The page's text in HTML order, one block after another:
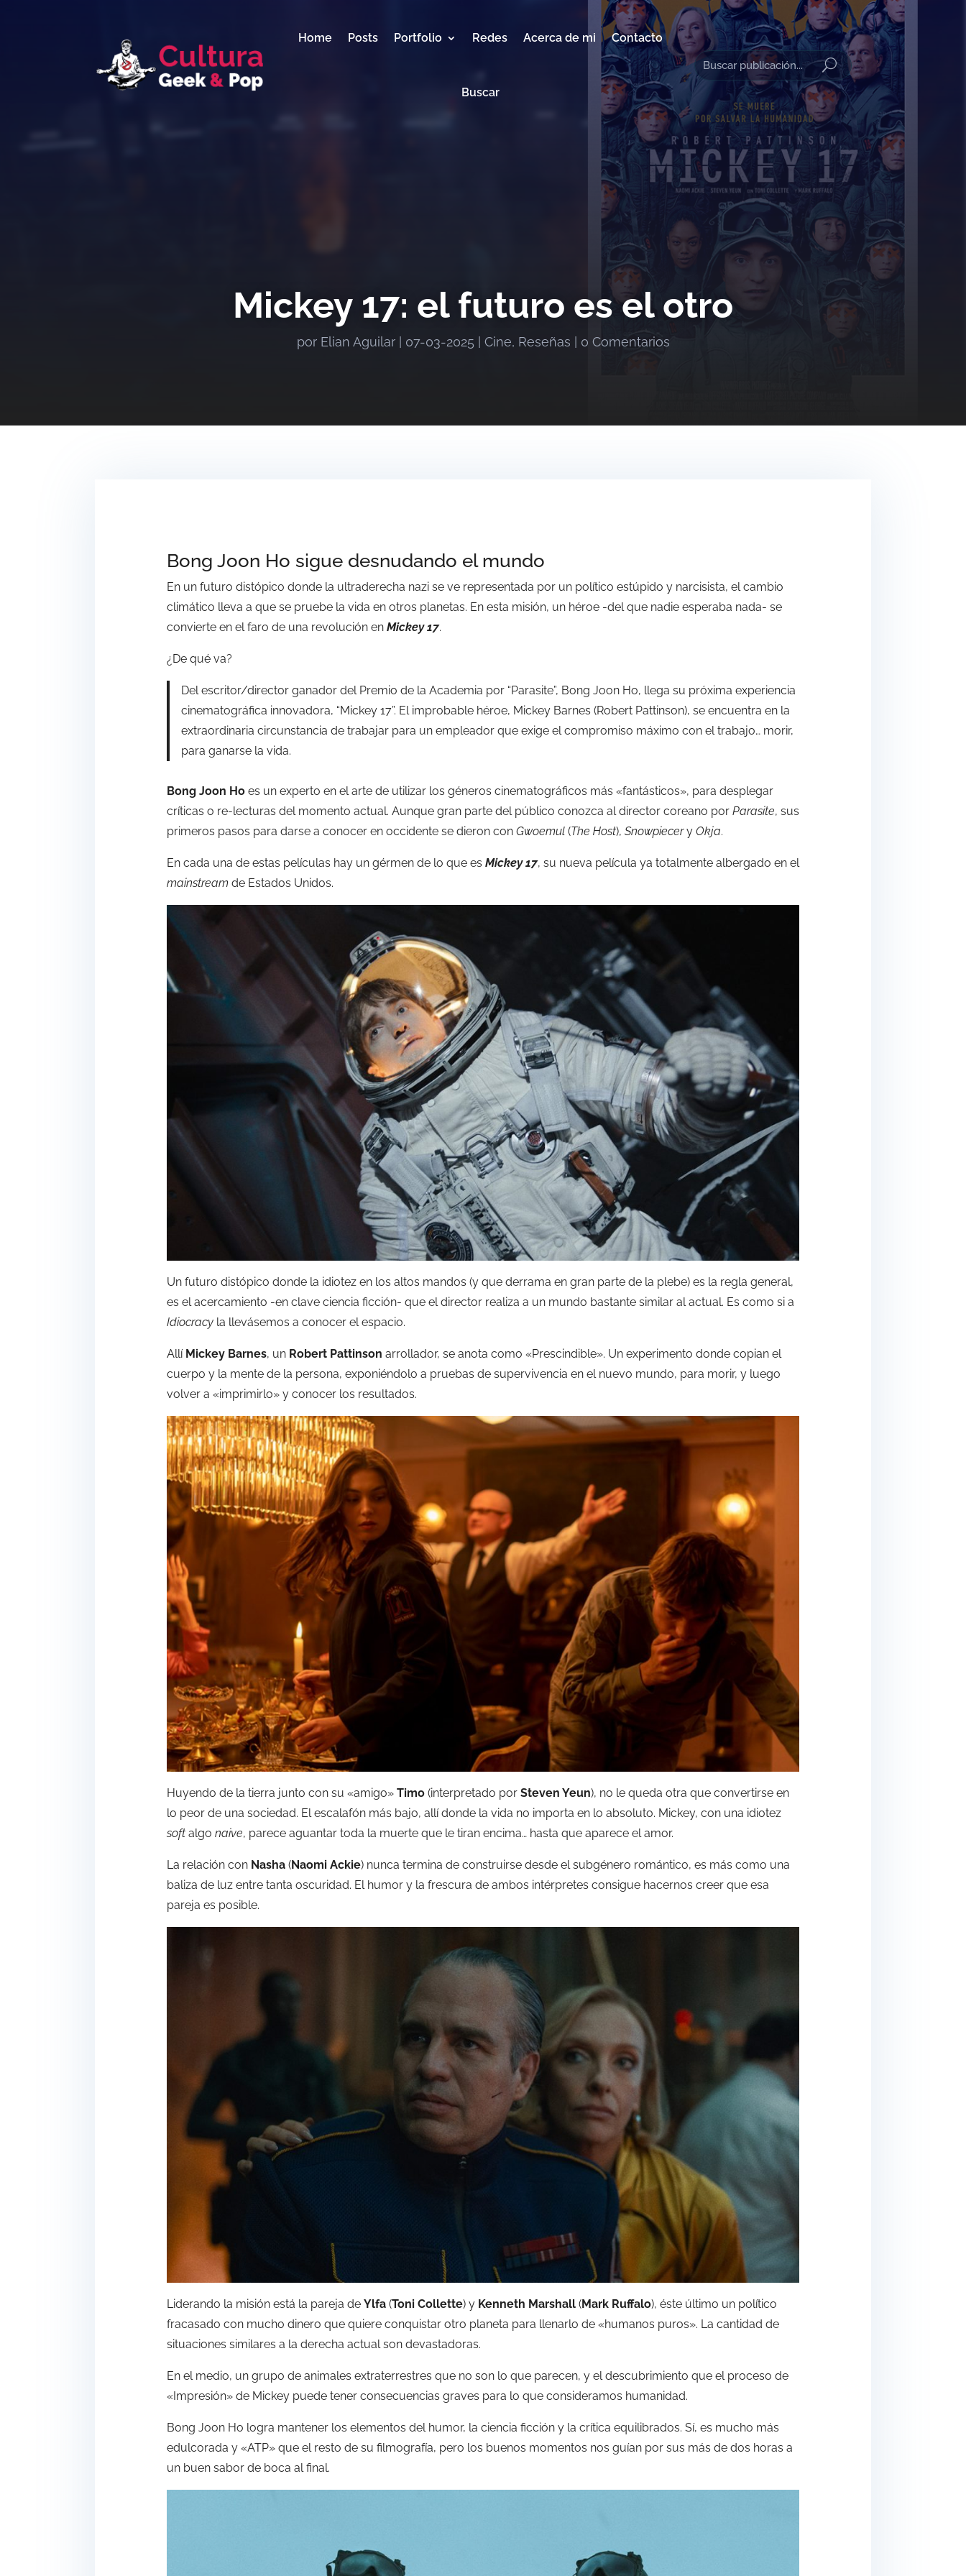
Home Posts Portfolio Redes Acerca de mi Contacto
Buscar
Mickey 17: el futuro es el otro
por Elian Aguilar| 07-03-2025 Cine, Reseñas 0 Comentarios
Bong Joon Ho sigue desnudando el mundo
En un futuro distópico donde la ultraderecha nazi se ve representada por un político estúpido y narcisista, el cambio
climático lleva a que se pruebe la vida en otros planetas. En esta misión, un héroe -del que nadie esperaba nada- se
convierte en el faro de una revolución en Mickey 17.
¿De qué va?
Del escritor/director ganador del Premio de la Academia por “Parasite”, Bong Joon Ho, llega su próxima experiencia
cinematográfica innovadora, “Mickey 17”. El improbable héroe, Mickey Barnes (Robert Pattinson), se encuentra en la
extraordinaria circunstancia de trabajar para un empleador que exige el compromiso máximo con el trabajo… morir,
para ganarse la vida.
Bong Joon Ho es un experto en el arte de utilizar los géneros cinematográficos más «fantásticos», para desplegar
críticas o re-lecturas del momento actual. Aunque gran parte del público conozca al director coreano por Parasite, sus
primeros pasos para darse a conocer en occidente se dieron con Gwoemul (The Host), Snowpiecery Okja.
En cada una de estas películas hay un gérmen de lo que es Mickey 17, su nueva película ya totalmente albergado en el
mainstream de Estados Unidos.
Un futuro distópico donde la idiotez en los altos mandos (y que derrama en gran parte de la plebe) es la regla general,
es el acercamiento -en clave ciencia ficción- que el director realiza a un mundo bastante similar al actual. Es como si a
Idiocracy la llevásemos a conocer el espacio.
Allí Mickey Barnes, un Robert Pattinson arrollador, se anota como «Prescindible». Un experimento donde copian el
cuerpo y la mente de la persona, exponiéndolo a pruebas de supervivencia en el nuevo mundo, para morir, y luego
volver a «imprimirlo» y conocer los resultados.
Huyendo de la tierra junto con su «amigo» Timo (interpretado por Steven Yeun), no le queda otra que convertirse en
lo peor de una sociedad. El escalafón más bajo, allí donde la vida no importa en lo absoluto. Mickey, con una idiotez
soft algo naive, parece aguantar toda la muerte que le tiran encima… hasta que aparece el amor.
La relación con Nasha (Naomi Ackie) nunca termina de construirse desde el subgénero romántico, es más como una
baliza de luz entre tanta oscuridad. El humor y la frescura de ambos intérpretes consigue hacernos creer que esa
pareja es posible.
Liderando la misión está la pareja de Ylfa (Toni Collette) y Kenneth Marshall (Mark Ruffalo), éste último un político
fracasado con mucho dinero que quiere conquistar otro planeta para llenarlo de «humanos puros». La cantidad de
situaciones similares a la derecha actual son devastadoras.
En el medio, un grupo de animales extraterrestres que no son lo que parecen, y el descubrimiento que el proceso de
«Impresión» de Mickey puede tener consecuencias graves para lo que consideramos humanidad.
Bong Joon Ho logra mantener los elementos del humor, la ciencia ficción y la crítica equilibrados. Sí, es mucho más
edulcorada y «ATP» que el resto de su filmografía, pero los buenos momentos nos guían por sus más de dos horas a
un buen sabor de boca al final.